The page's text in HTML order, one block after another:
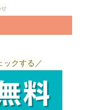
ックする／